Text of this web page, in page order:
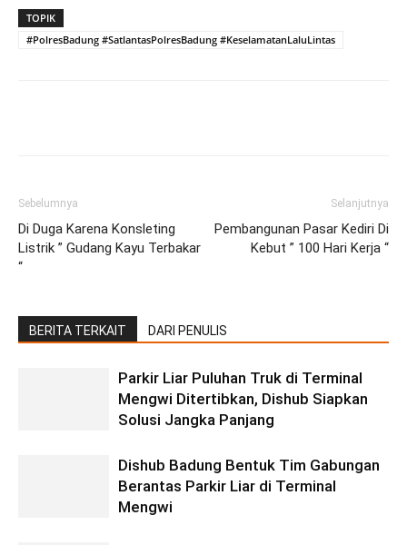
TOPIK
#PolresBadung #SatlantasPolresBadung #KeselamatanLaluLintas
Sebelumnya
Di Duga Karena Konsleting
Listrik ” Gudang Kayu Terbakar
“
Selanjutnya
Pembangunan Pasar Kediri Di
Kebut ” 100 Hari Kerja “
BERITA TERKAIT DARI PENULIS
Parkir Liar Puluhan Truk di Terminal
Mengwi Ditertibkan, Dishub Siapkan
Solusi Jangka Panjang
Dishub Badung Bentuk Tim Gabungan
Berantas Parkir Liar di Terminal
Mengwi